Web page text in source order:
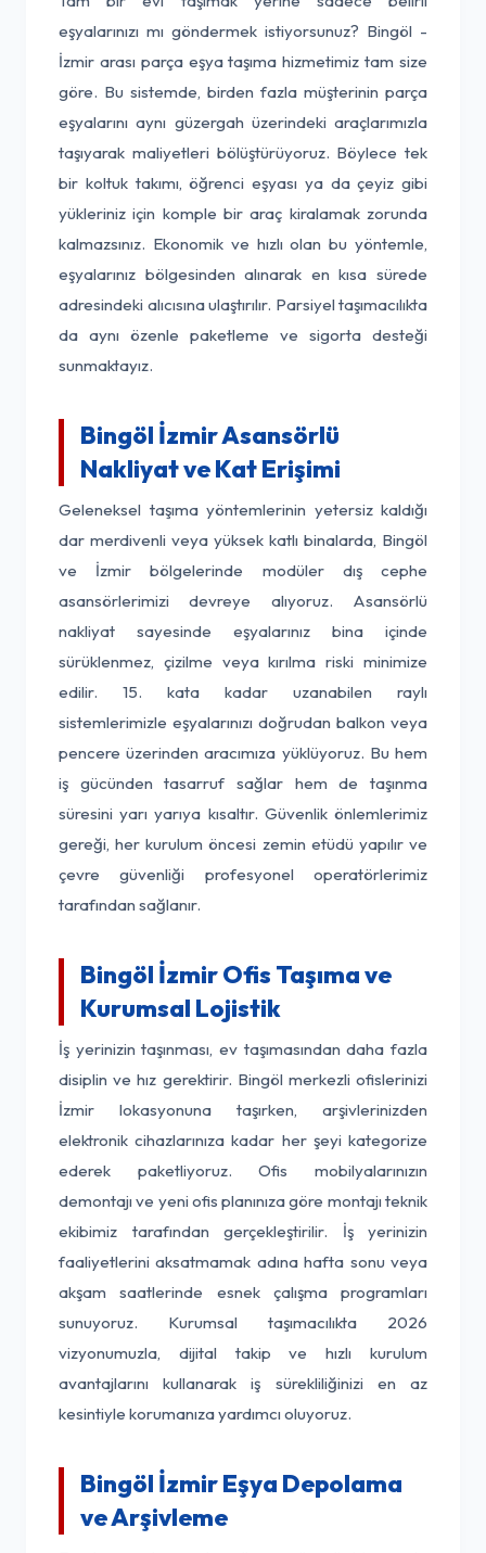
eşyalarınızı mı göndermek istiyorsunuz? Bingöl -
İzmir arası parça eşya taşıma hizmetimiz tam size
göre. Bu sistemde, birden fazla müşterinin parça
eşyalarını aynı güzergah üzerindeki araçlarımızla
taşıyarak maliyetleri bölüştürüyoruz. Böylece tek
bir koltuk takımı, öğrenci eşyası ya da çeyiz gibi
yükleriniz için komple bir araç kiralamak zorunda
kalmazsınız. Ekonomik ve hızlı olan bu yöntemle,
eşyalarınız bölgesinden alınarak en kısa sürede
adresindeki alıcısına ulaştırılır. Parsiyel taşımacılıkta
da aynı özenle paketleme ve sigorta desteği
sunmaktayız.
Bingöl İzmir Asansörlü
Nakliyat ve Kat Erişimi
Geleneksel taşıma yöntemlerinin yetersiz kaldığı
dar merdivenli veya yüksek katlı binalarda, Bingöl
ve İzmir bölgelerinde modüler dış cephe
asansörlerimizi devreye alıyoruz. Asansörlü
nakliyat sayesinde eşyalarınız bina içinde
sürüklenmez, çizilme veya kırılma riski minimize
edilir. 15. kata kadar uzanabilen raylı
sistemlerimizle eşyalarınızı doğrudan balkon veya
pencere üzerinden aracımıza yüklüyoruz. Bu hem
iş gücünden tasarruf sağlar hem de taşınma
süresini yarı yarıya kısaltır. Güvenlik önlemlerimiz
gereği, her kurulum öncesi zemin etüdü yapılır ve
çevre güvenliği profesyonel operatörlerimiz
tarafından sağlanır.
Bingöl İzmir Ofis Taşıma ve
Kurumsal Lojistik
İş yerinizin taşınması, ev taşımasından daha fazla
disiplin ve hız gerektirir. Bingöl merkezli ofislerinizi
İzmir lokasyonuna taşırken, arşivlerinizden
elektronik cihazlarınıza kadar her şeyi kategorize
ederek paketliyoruz. Ofis mobilyalarınızın
demontajı ve yeni ofis planınıza göre montajı teknik
ekibimiz tarafından gerçekleştirilir. İş yerinizin
faaliyetlerini aksatmamak adına hafta sonu veya
akşam saatlerinde esnek çalışma programları
sunuyoruz. Kurumsal taşımacılıkta 2026
vizyonumuzla, dijital takip ve hızlı kurulum
avantajlarını kullanarak iş sürekliliğinizi en az
kesintiyle korumanıza yardımcı oluyoruz.
Bingöl İzmir Eşya Depolama
ve Arşivleme